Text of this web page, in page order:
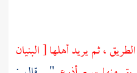
، ثم يريد أهلها [ البنيان